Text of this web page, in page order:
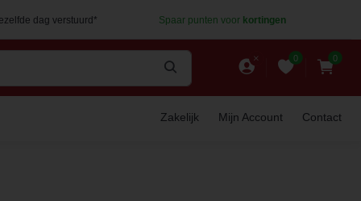
dag verstuurd* Spaar punten voor kortingen
0 0
Zakelijk Mijn Account Contact